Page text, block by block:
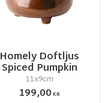
Homely Doftljus
Spiced Pumpkin
11x9cm
199,00KR